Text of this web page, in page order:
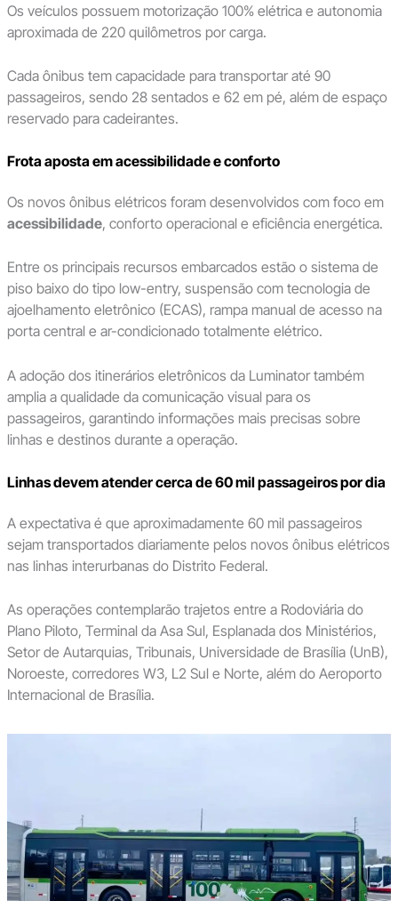
Os veículos possuem motorização 100% elétrica e autonomia
aproximada de 220 quilômetros por carga.
Cada ônibus tem capacidade para transportar até 90
passageiros, sendo 28 sentados e 62 em pé, além de espaço
reservado para cadeirantes.
Frota aposta em acessibilidade e conforto
Os novos ônibus elétricos foram desenvolvidos com foco em
acessibilidade, conforto operacional e eficiência energética.
Entre os principais recursos embarcados estão o sistema de
piso baixo do tipo low-entry, suspensão com tecnologia de
ajoelhamento eletrônico (ECAS), rampa manual de acesso na
porta central e ar-condicionado totalmente elétrico.
A adoção dos itinerários eletrônicos da Luminator também
amplia a qualidade da comunicação visual para os
passageiros, garantindo informações mais precisas sobre
linhas e destinos durante a operação.
Linhas devem atender cerca de 60 mil passageiros por dia
A expectativa é que aproximadamente 60 mil passageiros
sejam transportados diariamente pelos novos ônibus elétricos
nas linhas interurbanas do Distrito Federal.
As operações contemplarão trajetos entre a Rodoviária do
Plano Piloto, Terminal da Asa Sul, Esplanada dos Ministérios,
Setor de Autarquias, Tribunais, Universidade de Brasília (UnB),
Noroeste, corredores W3, L2 Sul e Norte, além do Aeroporto
Internacional de Brasília.